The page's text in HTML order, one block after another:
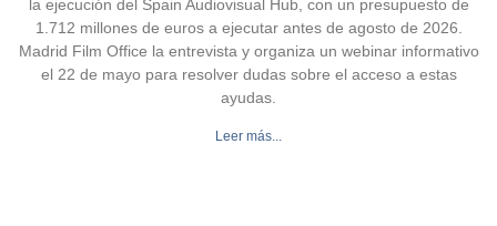
la ejecución del Spain Audiovisual Hub, con un presupuesto de
1.712 millones de euros a ejecutar antes de agosto de 2026.
Madrid Film Office la entrevista y organiza un webinar informativo
el 22 de mayo para resolver dudas sobre el acceso a estas
ayudas.
Leer más...